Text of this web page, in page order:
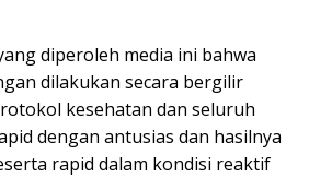
diperoleh media ini bahwa
dilakukan secara bergilir
kesehatan dan seluruh
dengan antusias dan hasilnya
rapid dalam kondisi reaktif